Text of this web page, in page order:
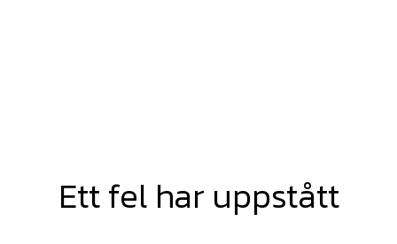
Ett fel har uppstått